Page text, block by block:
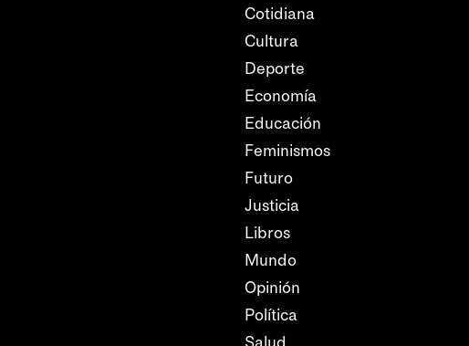
Cotidiana
Cultura
Deporte
Economía
Educación
Feminismos
Futuro
Justicia
Libros
Mundo
Opinión
Política